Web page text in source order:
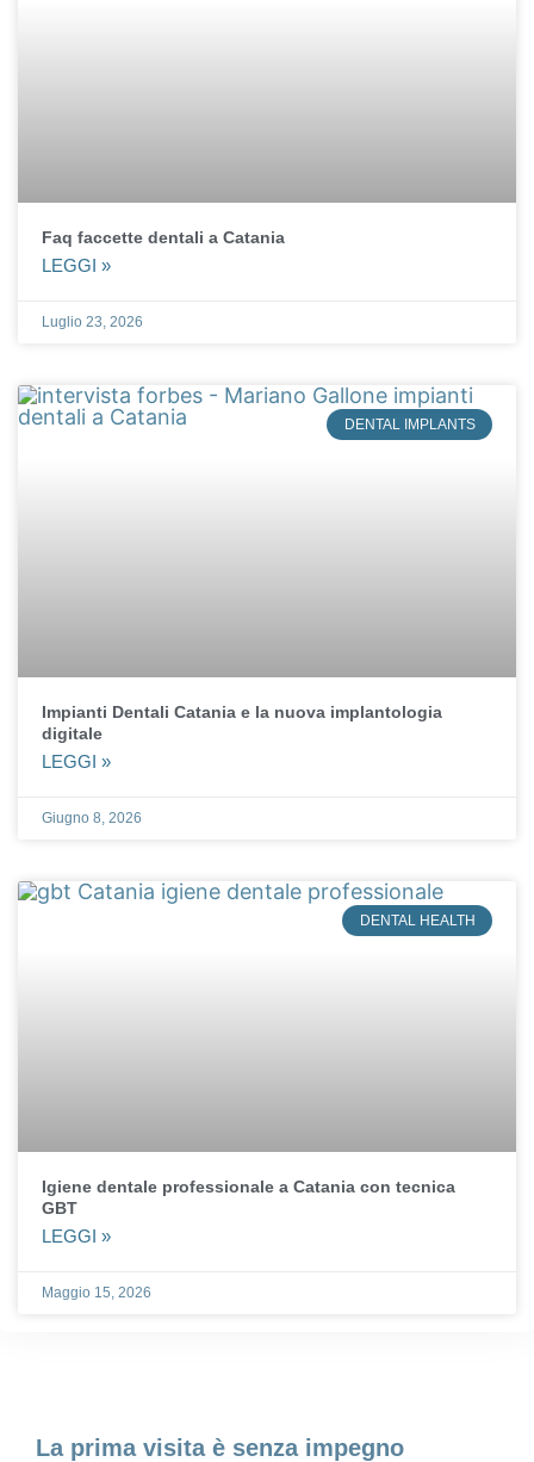
Faq faccette dentali a Catania
LEGGI »
Luglio 23, 2026
DENTAL IMPLANTS
Impianti Dentali Catania e la nuova implantologia
digitale
LEGGI »
Giugno 8, 2026
DENTAL HEALTH
Igiene dentale professionale a Catania con tecnica
GBT
LEGGI »
Maggio 15, 2026
La prima visita è senza impegno